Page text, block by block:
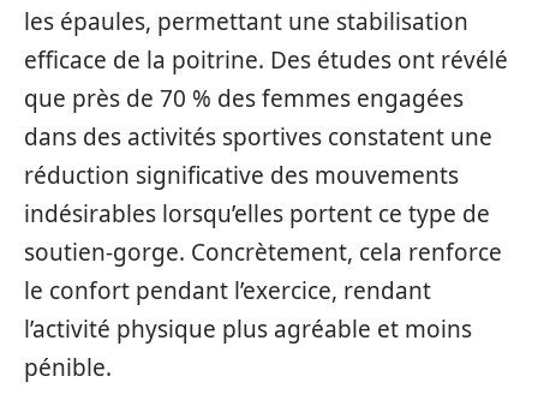
les épaules, permettant une stabilisation
efficace de la poitrine. Des études ont révélé
que près de 70 % des femmes engagées
dans des activités sportives constatent une
réduction significative des mouvements
indésirables lorsqu’elles portent ce type de
soutien-gorge. Concrètement, cela renforce
le confort pendant l’exercice, rendant
l’activité physique plus agréable et moins
pénible.